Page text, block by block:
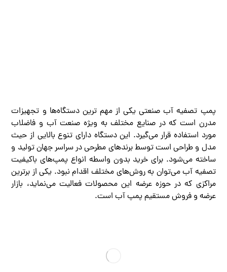
پمپ تصفیه آب صنعتی یکی از مهم ترین دستگاه‌ها و تجهیزات
مدرن است که در صنایع مختلف به ویژه صنعت آب و فاضلاب
مورد استفاده قرار می‌گیرد. این دستگاه دارای تنوع بالایی از حیث
مدل و طراحی است توسط برندهای مطرحی در سراسر جهان تولید و
ساخته می‌شود. برای خرید بدون واسطه انواع پمپ‌های باکیفیت
تصفیه آب می‌توان به روش‌های مختلف اقدام نبود. یکی از برترین
مراکزی که در حوزه عرضه این محصولات فعالیت می‌نماید، بازار
عرضه و فروش مستقیم پمپ آب است.